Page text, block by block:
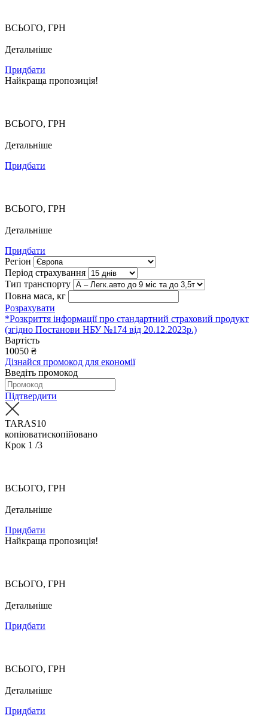
ВСЬОГО, ГРН
Детальніше
Придбати
Найкраща пропозиція!
ВСЬОГО, ГРН
Детальніше
Придбати
ВСЬОГО, ГРН
Детальніше
Придбати
Регіон
Період страхування
Тип транспорту
Повна маса, кг
Розрахувати
*Розкриття інформації про стандартний страховий продукт
(згідно Постанови НБУ №174 від 20.12.2023р.)
Вартість
10050 ₴
Дізнайся промокод для економії
Введіть промокод
Підтвердити
TARAS10
копіюватископійовано
Крок 1 /3
ВСЬОГО, ГРН
Детальніше
Придбати
Найкраща пропозиція!
ВСЬОГО, ГРН
Детальніше
Придбати
ВСЬОГО, ГРН
Детальніше
Придбати